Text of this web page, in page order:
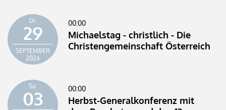
Di.
29
SEPTEMBER
2026
00:00
Michaelstag - christlich - Die
Christengemeinschaft Österreich
Sa.
03 00:00
Herbst-Generalkonferenz mit